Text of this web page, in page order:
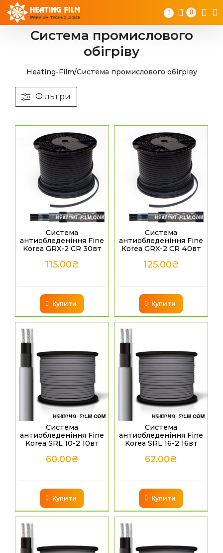
Skip
0
Система промислового
обігріву
Heating-Film/Система промислового обігріву
Система
антиобледеніння Fine
Korea GRX-2 CR 30вт
115.00₴
Купити
Система
антиобледеніння Fine
Korea GRX-2 CR 40вт
125.00₴
Купити
Система
антиобледеніння Fine
Korea SRL 10-2 10вт
60.00₴
Купити
Система
антиобледеніння Fine
Korea SRL 16-2 16вт
62.00₴
Купити
Фільтри